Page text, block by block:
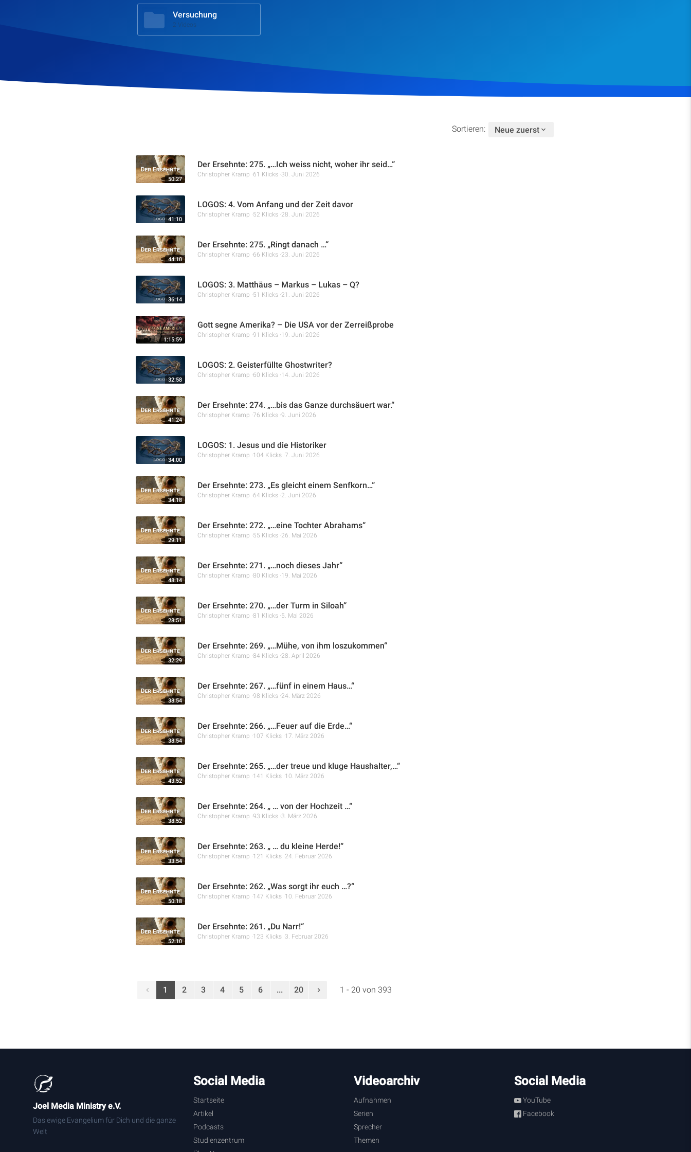
Versuchung
2 Videos
Sortieren: Neue zuerst
50:27
Der Ersehnte: 275. „…Ich weiss nicht, woher ihr seid…“
Christopher Kramp 61 Klicks 30. Juni 2026
41:10
LOGOS: 4. Vom Anfang und der Zeit davor
Christopher Kramp 52 Klicks 28. Juni 2026
44:10
Der Ersehnte: 275. „Ringt danach …“
Christopher Kramp 66 Klicks 23. Juni 2026
36:14
LOGOS: 3. Matthäus – Markus – Lukas – Q?
Christopher Kramp 51 Klicks 21. Juni 2026
1:15:59
Gott segne Amerika? – Die USA vor der Zerreißprobe
Christopher Kramp 91 Klicks 19. Juni 2026
32:58
LOGOS: 2. Geisterfüllte Ghostwriter?
Christopher Kramp 60 Klicks 14. Juni 2026
41:24
Der Ersehnte: 274. „…bis das Ganze durchsäuert war.“
Christopher Kramp 76 Klicks 9. Juni 2026
34:00
LOGOS: 1. Jesus und die Historiker
Christopher Kramp 104 Klicks 7. Juni 2026
34:18
Der Ersehnte: 273. „Es gleicht einem Senfkorn…“
Christopher Kramp 64 Klicks 2. Juni 2026
29:11
Der Ersehnte: 272. „…eine Tochter Abrahams“
Christopher Kramp 55 Klicks 26. Mai 2026
48:14
Der Ersehnte: 271. „…noch dieses Jahr“
Christopher Kramp 80 Klicks 19. Mai 2026
28:51
Der Ersehnte: 270. „…der Turm in Siloah“
Christopher Kramp 81 Klicks 5. Mai 2026
32:29
Der Ersehnte: 269. „…Mühe, von ihm loszukommen“
Christopher Kramp 84 Klicks 28. April 2026
38:54
Der Ersehnte: 267. „…fünf in einem Haus…“
Christopher Kramp 98 Klicks 24. März 2026
38:54
Der Ersehnte: 266. „…Feuer auf die Erde…“
Christopher Kramp 107 Klicks 17. März 2026
43:52
Der Ersehnte: 265. „…der treue und kluge Haushalter,…“
Christopher Kramp 141 Klicks 10. März 2026
38:52
Der Ersehnte: 264. „ … von der Hochzeit …“
Christopher Kramp 93 Klicks 3. März 2026
33:54
Der Ersehnte: 263. „ … du kleine Herde!“
Christopher Kramp 121 Klicks 24. Februar 2026
50:18
Der Ersehnte: 262. „Was sorgt ihr euch …?“
Christopher Kramp 147 Klicks 10. Februar 2026
52:10
Der Ersehnte: 261. „Du Narr!“
Christopher Kramp 123 Klicks 3. Februar 2026
1 2 3 4 5 6 ... 20 1 - 20 von 393
Joel Media Ministry e.V.
Das ewige Evangelium für Dich und die ganze
Welt
Social Media
Startseite
Artikel
Podcasts
Studienzentrum
Videoarchiv
Aufnahmen
Serien
Sprecher
Themen
Social Media
YouTube
Facebook